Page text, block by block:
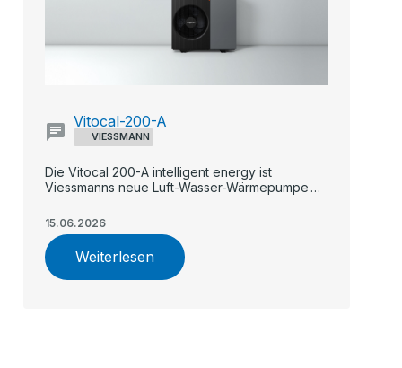
VIESSMANN
Vitocal-200-A
Die Vitocal 200-A intelligent energy ist
Viessmanns neue Luft-Wasser-Wärmepumpe
15.06.2026
Weiterlesen